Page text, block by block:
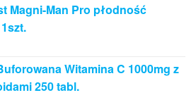
Magni-Man Pro płodność
Witamina C 1000mg z
250 tabl.